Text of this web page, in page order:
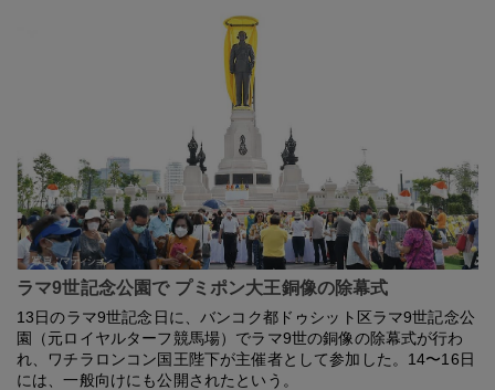
ラマ9世記念公園で プミポン大王銅像の除幕式
13日のラマ9世記念日に、バンコク都ドゥシット区ラマ9世記念公
園（元ロイヤルターフ競馬場）でラマ9世の銅像の除幕式が行わ
れ、ワチラロンコン国王陛下が主催者として参加した。14〜16日
には、一般向けにも公開されたという。